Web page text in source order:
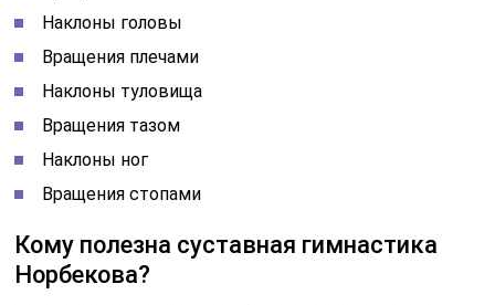
Наклоны головы
Вращения плечами
Наклоны туловища
Вращения тазом
Наклоны ног
Вращения стопами
Кому полезна суставная гимнастика
Норбекова?